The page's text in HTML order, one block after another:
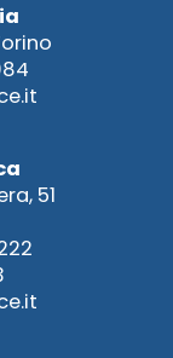
51